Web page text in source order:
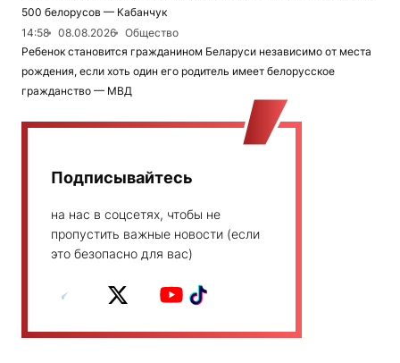
500 белорусов — Кабанчук
14:58
08.08.2026
Общество
Ребенок становится гражданином Беларуси независимо от места
рождения, если хоть один его родитель имеет белорусское
гражданство — МВД
Подписывайтесь
на нас в соцсетях, чтобы не
пропустить важные новости (если
это безопасно для вас)